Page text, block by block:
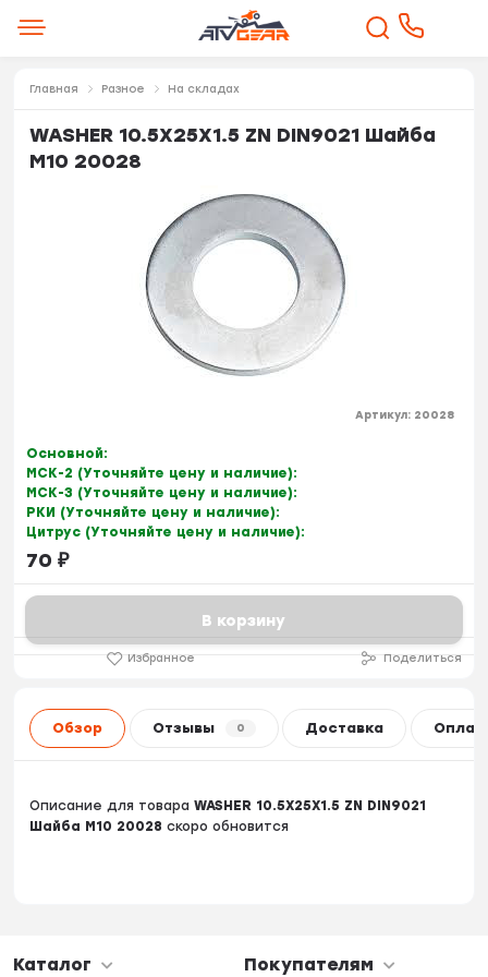
Главная Разное На складах
WASHER 10.5X25X1.5 ZN DIN9021 Шайба
M10 20028
Артикул: 20028
Основной:
МСК-2 (Уточняйте цену и наличие):
МСК-3 (Уточняйте цену и наличие):
РКИ (Уточняйте цену и наличие):
Цитрус (Уточняйте цену и наличие):
70 ₽
В корзину
Избранное Поделиться
Обзор Отзывы 0 Доставка
Описание для товараWASHER 10.5X25X1.5 ZN DIN9021
Шайба M10 20028 скоро обновится
Каталог Покупателям